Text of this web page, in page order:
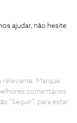
ajudar, não hesite
relevante. Marque
comentários.
"Seguir", para estar